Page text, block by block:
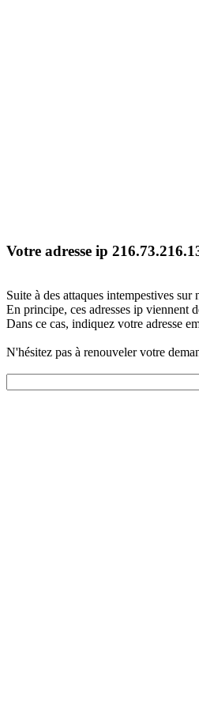
Votre adresse ip
Suite à des attaques intempestives
En principe, ces adresses ip viennent
Dans ce cas, indiquez votre adresse
N'hésitez pas à renouveler votre